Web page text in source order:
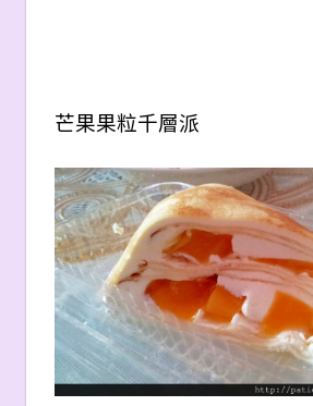
芒果果粒千層派